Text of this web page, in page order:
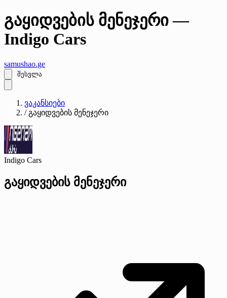
გაყიდვების მენეჯერი —
Indigo Cars
samushao.ge
შესვლა
ვაკანსიები
/ გაყიდვების მენეჯერი
Indigo Cars
გაყიდვების მენეჯერი